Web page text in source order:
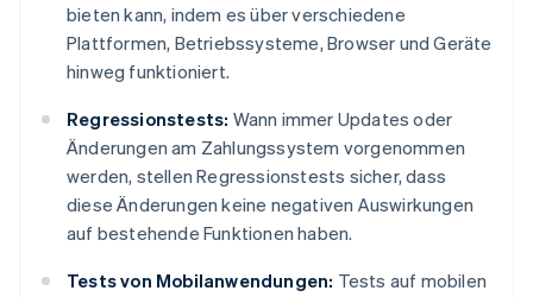
bieten kann, indem es über verschiedene
Plattformen, Betriebssysteme, Browser und Geräte
hinweg funktioniert.
Regressionstests: Wann immer Updates oder
Änderungen am Zahlungssystem vorgenommen
werden, stellen Regressionstests sicher, dass
diese Änderungen keine negativen Auswirkungen
auf bestehende Funktionen haben.
Tests von Mobilanwendungen: Tests auf mobilen